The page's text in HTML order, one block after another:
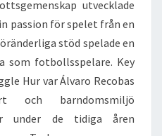
utvecklade
passion för spelet från en
stöd spelade en
som fotbollsspelare. Key
Hur var Álvaro Recobas
och barndomsmiljö
under de tidiga åren